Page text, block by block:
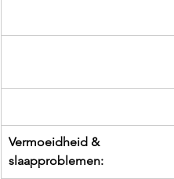
Vermoeidheid &
slaapproblemen: